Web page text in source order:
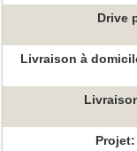
Drive
Livraison à